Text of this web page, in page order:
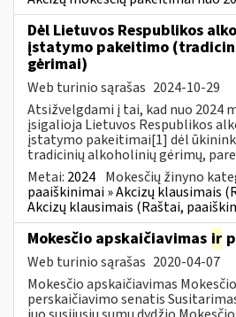
Dėl Lietuvos Respublikos
įstatymo pakeitimo
gėrimai)
Web turinio sąrašas 2024-10-29
Atsižvelgdami į tai, kad nuo 2024
įsigalioja Lietuvos Respublikos
įstatymo pakeitimai[1] dėl
tradicinių alkoholinių gėrimų,
Metai: 2024 Mokesčių žinyno
paaiškinimai » Akcizų klausimais
Akcizų klausimais (Raštai,
Mokesčio apskaičiavimas ir
Web turinio sąrašas 2020-04-07
Mokesčio apskaičiavimas
perskaičiavimo senatis